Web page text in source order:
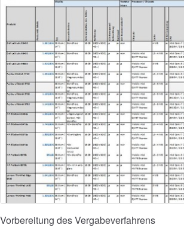
Vorbereitung des Vergabeverfahrens